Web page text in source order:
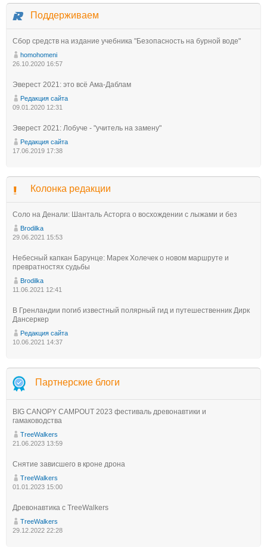
Поддерживаем
Сбор средств на издание учебника "Безопасность на бурной воде"
homohomeni
26.10.2020 16:57
Эверест 2021: это всё Ама-Даблам
Редакция сайта
09.01.2020 12:31
Эверест 2021: Лобуче - "учитель на замену"
Редакция сайта
17.06.2019 17:38
Колонка редакции
Соло на Денали: Шанталь Асторга о восхождении с лыжами и без
Brodilka
29.06.2021 15:53
Небесный капкан Барунце: Марек Холечек о новом маршруте и
превратностях судьбы
Brodilka
11.06.2021 12:41
В Гренландии погиб известный полярный гид и путешественник Дирк
Дансеркер
Редакция сайта
10.06.2021 14:37
Партнерские блоги
BIG CANOPY CAMPOUT 2023 фестиваль древонавтики и
гамаководства
TreeWalkers
21.06.2023 13:59
Снятие зависшего в кроне дрона
TreeWalkers
01.01.2023 15:00
Древонавтика с TreeWalkers
TreeWalkers
29.12.2022 22:28